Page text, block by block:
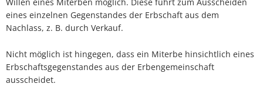
eines einzelnen Gegenstandes der Erbschaft aus dem
Nachlass, z. B. durch Verkauf.
Nicht möglich ist hingegen, dass ein Miterbe hinsichtlich eines
Erbschaftsgegenstandes aus der Erbengemeinschaft
ausscheidet.